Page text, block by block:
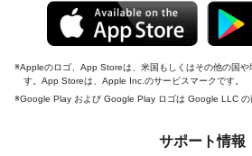
Appleのロゴ、App Storeは、米国もしくはその他の国
す。App Storeは、Apple Inc.のサービスマークです。
Google Play および Google Play ロゴは Google LLC の
サポート情報